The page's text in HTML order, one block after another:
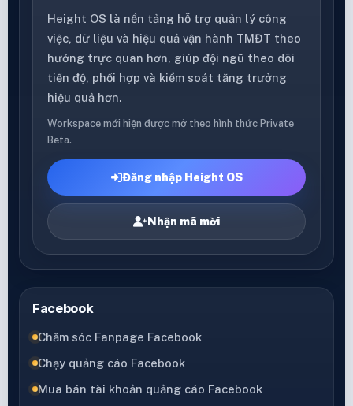
Height OS là nền tảng hỗ trợ quản lý công
việc, dữ liệu và hiệu quả vận hành TMĐT theo
hướng trực quan hơn, giúp đội ngũ theo dõi
tiến độ, phối hợp và kiểm soát tăng trưởng
hiệu quả hơn.
Workspace mới hiện được mở theo hình thức Private
Beta.
Đăng nhập Height OS
Nhận mã mời
Facebook
Chăm sóc Fanpage Facebook
Chạy quảng cáo Facebook
Mua bán tài khoản quảng cáo Facebook